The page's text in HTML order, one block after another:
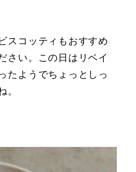
スコッティもおすすめ
さい。この日はリベイ
たようでちょっとしっ